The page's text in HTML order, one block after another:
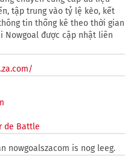
tập trung vào tỷ lệ kèo, kết
tin thống kê theo thời gian
Nowgoal được cập nhật liên
de Battle
nowgoalszacom is nog leeg.